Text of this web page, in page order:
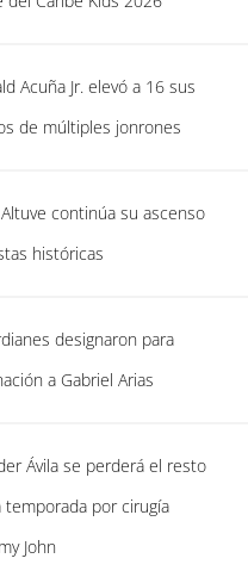
Acuña Jr. elevó a 16 sus
de múltiples jonrones
Altuve continúa su ascenso
históricas
designaron para
a Gabriel Arias
Ávila se perderá el resto
temporada por cirugía
John